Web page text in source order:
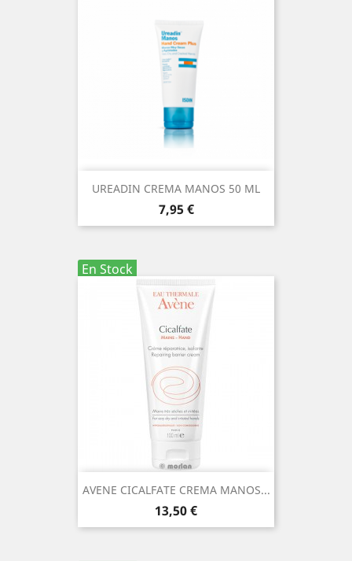
UREADIN CREMA MANOS 50 ML
Precio
7,95 €
En Stock
AVENE CICALFATE CREMA MANOS...
Precio
13,50 €